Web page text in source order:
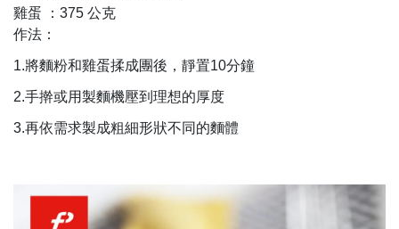
雞蛋
： 375 公克
作法：
1.將麵粉和雞蛋揉成團後，靜置10分鐘
2.手擀或用製麵機壓到理想的厚度
3.再依需求製成粗細形狀不同的麵體